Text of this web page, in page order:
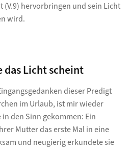
(V.9) hervorbringen und sein Licht
wird.
das Licht scheint
dieser Predigt
im Urlaub, ist mir wieder
den Sinn gekommen: Ein
Mutter das erste Mal in eine
und neugierig erkundete sie